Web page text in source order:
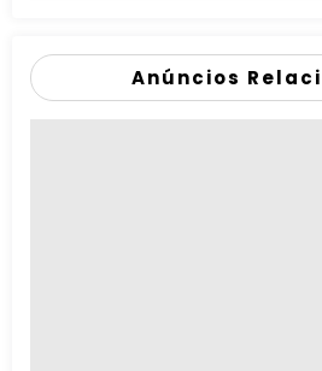
Anúncios